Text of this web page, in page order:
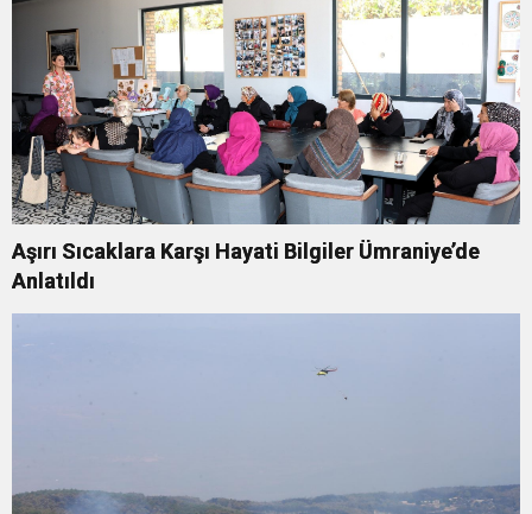
Aşırı Sıcaklara Karşı Hayati Bilgiler Ümraniye’de
Anlatıldı